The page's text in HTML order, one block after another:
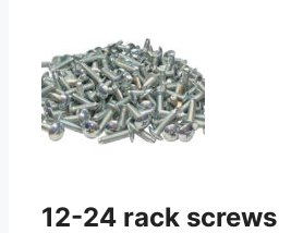
12-24 rack screws